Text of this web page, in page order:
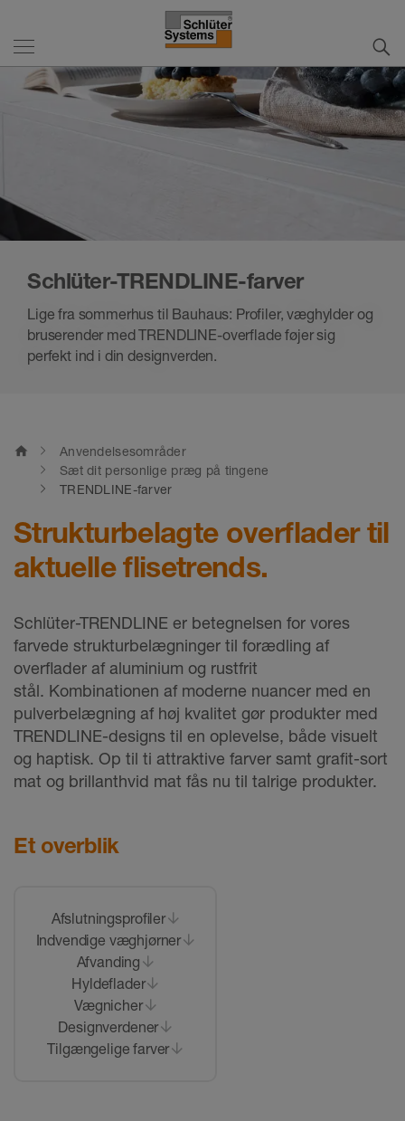
Schlüter-TRENDLINE-farver
Lige fra sommerhus til Bauhaus: Profiler, væghylder og
bruserender med TRENDLINE-overflade føjer sig
perfekt ind i din designverden.
home
Anvendelsesområder
Sæt dit personlige præg på tingene
TRENDLINE-farver
Strukturbelagte overflader til
aktuelle flisetrends.
Schlüter-TRENDLINE er betegnelsen for vores
farvede strukturbelægninger til forædling af
overflader af aluminium og rustfrit
stål. Kombinationen af moderne nuancer med en
pulverbelægning af høj kvalitet gør produkter med
TRENDLINE-designs til en oplevelse, både visuelt
og haptisk. Op til ti attraktive farver samt grafit-sort
mat og brillanthvid mat fås nu til talrige produkter.
Et overblik
Afslutningsproﬁler
Indvendige væghjørner
Afvanding
Hyldeflader
Vægnicher
Designverdener
Tilgængelige farver